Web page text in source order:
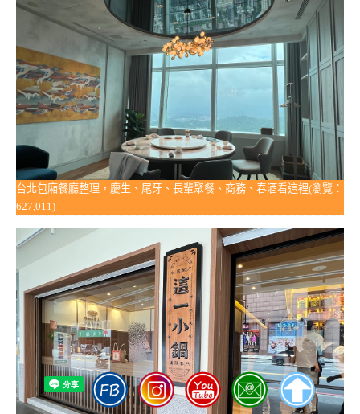
台北包廂餐廳整理，慶生、尾牙、長輩聚餐、商務、春酒看這裡(瀏覽：
627,011)